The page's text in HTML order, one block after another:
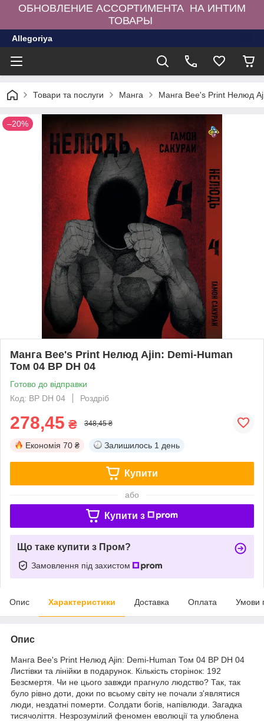
ОБНОВЛЕНИЕ АССОРТИМЕНТА НА ИНТИМ
ТОВАРЫ
Allegoriya
Товари та послуги Манга Манга Bee's Print Нелюд
–20%
Манга Bee's Print Нелюд Ajin: Demi-Human
Том 04 BP DH 04
Готово до відправки
Код: BP DH 04
Роздріб
278,45 ₴ 348,45 ₴
Економія 70 ₴ Залишилось 1 день
Купити
або
Купити з
Що таке купити з Пром?
Замовлення під захистом
Опис Характеристики Доставка Оплата Умови
Опис
Манга Bee's Print Нелюд Ajin: Demi-Human Том 04 BP DH 04
Листівки та лінійки в подарунок. Кількість сторінок: 192
Безсмертя. Чи не цього завжди прагнуло людство? Так, так
було рівно доти, доки по всьому світу не почали з'являтися
люди, нездатні померти. Солдати богів, напівлюди. Загадка
тисячоліття. Незрозумілий феномен еволюції та улюблена